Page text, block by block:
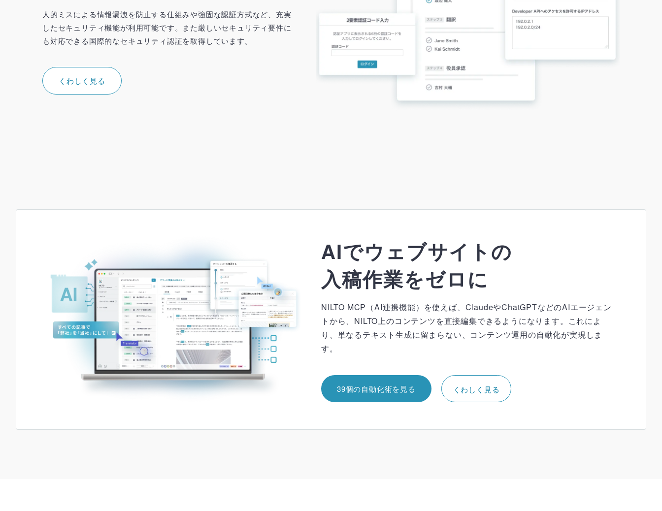
人的ミスによる情報漏洩を防止する仕組みや強固な認証方式など、充実
したセキュリティ機能が利用可能です。また厳しいセキュリティ要件に
も対応できる国際的なセキュリティ認証を取得しています。
くわしく見る
AIでウェブサイトの
入稿作業をゼロに
NILTO MCP（AI連携機能）を使えば、ClaudeやChatGPTなどのAIエージェン
トから、NILTO上のコンテンツを直接編集できるようになります。これによ
り、単なるテキスト生成に留まらない、コンテンツ運用の自動化が実現しま
す。
39個の自動化術を見る くわしく見る